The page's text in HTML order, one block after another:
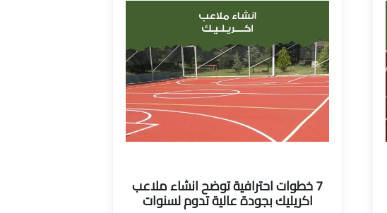
7 خطوات احترافية توضح انشاء ملاعب
اكريليك بجودة عالية تدوم لسنوات